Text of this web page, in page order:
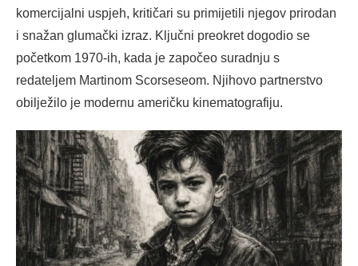
komercijalni uspjeh, kritičari su primijetili njegov prirodan
i snažan glumački izraz. Ključni preokret dogodio se
početkom 1970-ih, kada je započeo suradnju s
redateljem Martinom Scorseseom. Njihovo partnerstvo
obilježilo je modernu američku kinematografiju.